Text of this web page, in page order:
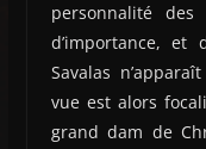
personnalité des
d’importance, et
Savalas
vue est alors
grand dam de